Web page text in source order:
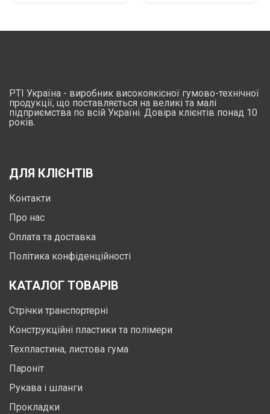
РТІ Україна - виробник високоякісної гумово-технічної
продукції, що поставляється на великі та малі
підприємства по всій Україні. Довіра клієнтів понад 10
років.
ДЛЯ КЛІЄНТІВ
Контакти
Про нас
Оплата та доставка
Політика конфіденційності
КАТАЛОГ ТОВАРІВ
Стрічки транспортерні
Конструкційні пластики та полімери
Техпластина, листова гума
Пароніт
Рукава і шланги
Прокладки